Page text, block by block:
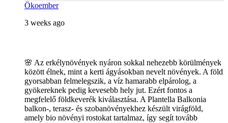
Ökoember
3 weeks ago
🌸 Az erkélynövények nyáron sokkal nehezebb körülmények
között élnek, mint a kerti ágyásokban nevelt növények. A föld
gyorsabban felmelegszik, a víz hamarabb elpárolog, a
gyökereknek pedig kevesebb hely jut. Ezért fontos a
megfelelő földkeverék kiválasztása. A Plantella Balkonia
balkon-, terasz- és szobanövényekhez készült virágföld,
amely bio növényi rostokat tartalmaz, így segít tovább